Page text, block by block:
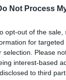
Not Process
opt-out of the
for
selection. Please
interest-based
to third
παιχνίδια
από την
του
το 1960,